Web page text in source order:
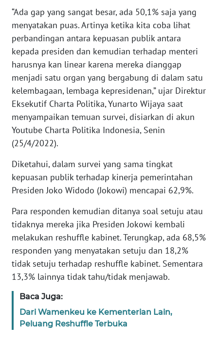
“Ada gap yang sangat besar, ada 50,1% saja yang
menyatakan puas. Artinya ketika kita coba lihat
perbandingan antara kepuasan publik antara
kepada presiden dan kemudian terhadap menteri
harusnya kan linear karena mereka dianggap
menjadi satu organ yang bergabung di dalam satu
kelembagaan, lembaga kepresidenan,” ujar Direktur
Eksekutif Charta Politika, Yunarto Wijaya saat
menyampaikan temuan survei, disiarkan di akun
Youtube Charta Politika Indonesia, Senin
(25/4/2022).
Diketahui, dalam survei yang sama tingkat
kepuasan publik terhadap kinerja pemerintahan
Presiden Joko Widodo (Jokowi) mencapai 62,9%.
Para responden kemudian ditanya soal setuju atau
tidaknya mereka jika Presiden Jokowi kembali
melakukan reshuffle kabinet. Terungkap, ada 68,5%
responden yang menyatakan setuju dan 18,2%
tidak setuju terhadap reshuffle kabinet. Sementara
13,3% lainnya tidak tahu/tidak menjawab.
Baca Juga:
Dari Wamenkeu ke Kementerian Lain,
Peluang Reshuffle Terbuka
REDAKSI
KARIR
DISCLAIMER
Wahana
News
Regional
WN
SUMUT
WN
JAKARTA
WN
JABAR
BANTEN
WN
WN